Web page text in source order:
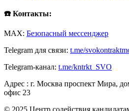
☎️ Контакты:
MAX: Безопасный мессенджер
Telegram для связи: t.me/
Telegram-канал: t.me/kntrkt_SVO
Адрес : г. Москва проспект Мира,
офис 23
© 2025 Центр содействия